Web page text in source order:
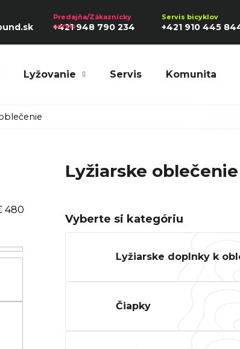
+421 948 790 234 +421 910 445
Lyžovanie Servis Komunita
480
Lyžiarske oblečenie
Vyberte si kategóriu
Lyžiarske doplnky k
Čiapky
Odporúčame
2026